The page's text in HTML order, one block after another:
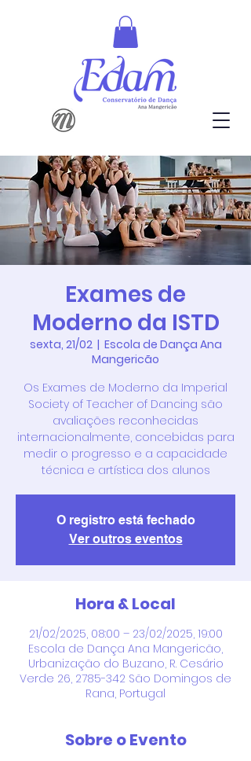
Exames de
Moderno da ISTD
sexta, 21/02
  |
Escola de Dança Ana
Mangericão
Os Exames de Moderno da Imperial
Society of Teacher of Dancing são
avaliações reconhecidas
internacionalmente, concebidas para
medir o progresso e a capacidade
técnica e artística dos alunos
O registro está fechado
Ver outros eventos
Hora & Local
21/02/2025, 08:00 – 23/02/2025, 19:00
Escola de Dança Ana Mangericão,
Urbanização do Buzano, R. Cesário
Verde 26, 2785-342 São Domingos de
Rana, Portugal
Sobre o Evento